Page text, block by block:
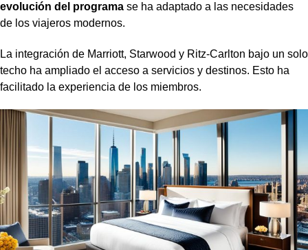
evolución del programa se ha adaptado a las necesidades
de los viajeros modernos.
La integración de Marriott, Starwood y Ritz-Carlton bajo un solo
techo ha ampliado el acceso a servicios y destinos. Esto ha
facilitado la experiencia de los miembros.